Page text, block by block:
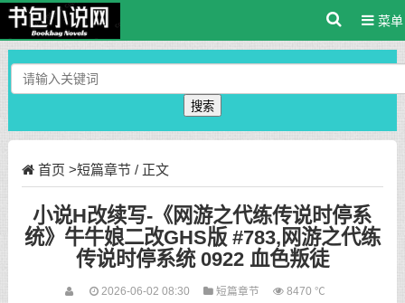
菜单
搜索
首页 >短篇章节/ 正文
小说H改续写-《网游之代练传说时停系
统》牛牛娘二改GHS版 #783,网游之代练
传说时停系统 0922 血色叛徒
2026-06-02 08:30 短篇章节 8470 ℃